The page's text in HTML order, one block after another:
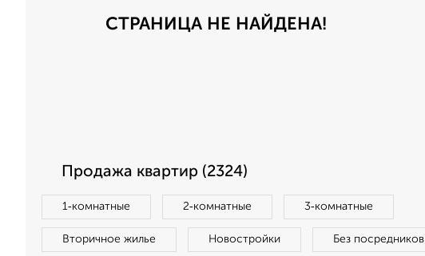
СТРАНИЦА НЕ НАЙДЕНА!
Продажа квартир (2324)
1‑комнатные 2‑комнатные 3‑комнатные
Вторичное жилье Новостройки Без посредников